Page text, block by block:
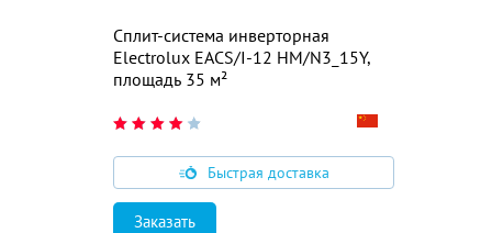
Сплит-система инверторная
Electrolux EACS/I-12 HM/N3_15Y,
площадь 35 м²
Быстрая доставка
Заказать